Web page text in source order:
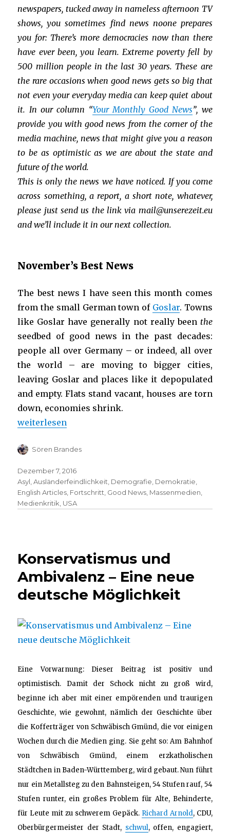
newspapers, tucked away in nameless afternoon TV
shows, you sometimes find news noone prepares
you for: There’s more democracies now than there
have ever been, you learn. Extreme poverty fell by
500 million people in the last 30 years. These are
the rare occasions when good news gets so big that
not even your everyday media can keep quiet about
it. In our column “Your Monthly Good News”, we
provide you with good news from the corner of the
media machine, news that might give you a reason
to be as optimistic as we are about the state and
future of the world.
This is only the news we have noticed. If you come
across something, a report, a short note, whatever,
please just send us the link via mail@unserezeit.eu
and we’ll include it in our next collection.
November’s Best News
The best news I have seen this month comes
from the small German town of Goslar. Towns
like Goslar have generally not really been the
seedbed of good news in the past decades:
people all over Germany – or indeed, all over
the world – are moving to bigger cities,
leaving Goslar and places like it depopulated
and empty. Flats stand vacant, houses are torn
down, economies shrink.
„Your Monthly Good News, November 2014“
weiterlesen
Sören Brandes
Dezember 7, 2016
Asyl ,Ausländerfeindlichkeit Demografie Demokratie
English Articles Fortschritt Good News Massenmedien
Medienkritik USA
Konservatismus und
Ambivalenz – Eine neue
deutsche Möglichkeit
Eine Vorwarnung: Dieser Beitrag ist positiv und
optimistisch. Damit der Schock nicht zu groß wird,
beginne ich aber mit einer empörenden und traurigen
Geschichte, wie gewohnt, nämlich der Geschichte über
die Kofferträger von Schwäbisch Gmünd, die vor einigen
Wochen durch die Medien ging. Sie geht so: Am Bahnhof
von Schwäbisch Gmünd, einem erzkatholischen
Städtchen in Baden-Württemberg, wird gebaut. Nun führt
nur ein Metallsteg zu den Bahnsteigen, 54 Stufen rauf, 54
Stufen runter, ein großes Problem für Alte, Behinderte,
für Leute mit zu schwerem Gepäck. Richard Arnold, CDU,
Oberbürgermeister der Stadt, schwul, offen, engagiert,